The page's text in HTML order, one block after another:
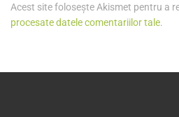
Acest site folosește Akismet pentru a
procesate datele comentariilor tale.